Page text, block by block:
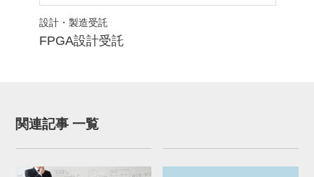
設計・製造受託
FPGA設計受託
関連記事 一覧